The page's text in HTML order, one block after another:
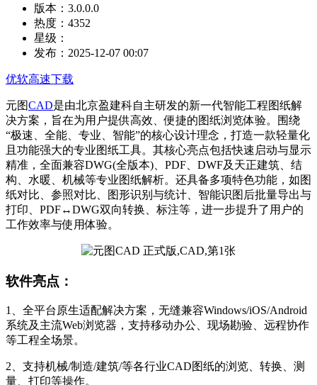
版本： 3.0.0.0
热度： 4352
星级：
发布： 2025-12-07 00:07
优软高速下载
元图CAD是由北京盈建科自主研发的新一代智能工程图纸解
决方案，旨在为用户提供高效、便捷的图纸浏览体验。围绕
“极速、全能、专业、智能”的核心设计理念，打造一款轻量化
且功能强大的专业图纸工具。其核心亮点包括快速启动与显示
精准，全面兼容DWG(全版本)、PDF、DWF及天正建筑、结
构、水暖、机械等专业图纸解析。还具备多项特色功能，如图
纸对比、参照对比、图形识别与统计、智能识图后批量导出与
打印、PDF↔DWG双向转换、标注等，进一步提升了用户的
工作效率与使用体验。
软件亮点：
1、全平台原生适配解决方案，无缝兼容Windows/iOS/Android
系统及主流Web浏览器，支持移动办公、现场勘验、远程协作
等工程全场景。
2、支持机械/制造/建筑/等各行业CAD图纸的浏览、转换、测
量、打印等操作。